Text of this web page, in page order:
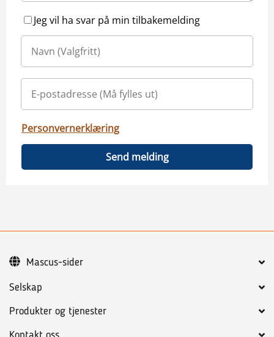
Jeg vil ha svar på min tilbakemelding
Personvernerklæring
Send melding
Selskap
Produkter og tjenester
Mascus-sider